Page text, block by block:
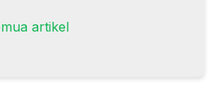
artikel